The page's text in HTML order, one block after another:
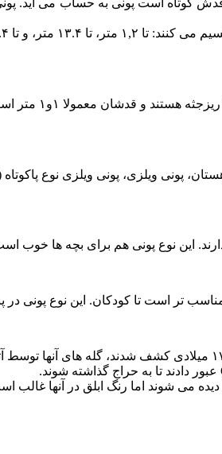
به این معنا نیست که هر اسبی که قدش کوتاه است
متر، و تا ۱.۴ متر.
این پونی ها همانهایی
تر است تا کودکان. این نوع پونی در
می شوند اما رنگ ابلق در آنها غالب